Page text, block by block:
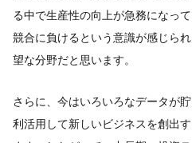
る中で生産性の向上が急務になっ
競合に負けるという意識が感じら
望な分野だと思います。
さらに、今はいろいろなデータが
利活用して新しいビジネスを創出